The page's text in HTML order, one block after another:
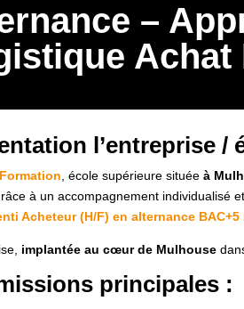
–
Achat
l’entreprise /
Formation , école supérieure situéeà
à un accompagnement individualisé
Acheteur (H/F) en alternance
implantée au cœur de Mulhouse
principales :